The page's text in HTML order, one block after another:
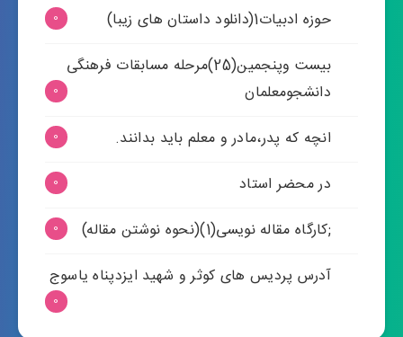
حوزه ادبیات1(دانلود داستان های زیبا) 0
بیست وپنجمین(25)مرحله مسابقات فرهنگی
دانشجومعلمان
0
انچه که پدر،مادر و معلم باید بدانند. 0
در محضر استاد 0
;کارگاه مقاله نویسی(1)(نحوه نوشتن مقاله) 0
آدرس پردیس های کوثر و شهید ایزدپناه یاسوج
0